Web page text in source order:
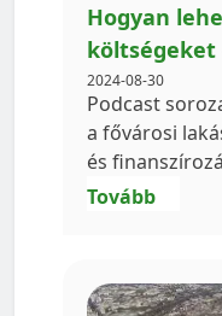
Hogyan
költségeket
2024-08-30
Podcast
a fővárosi
és
Tovább